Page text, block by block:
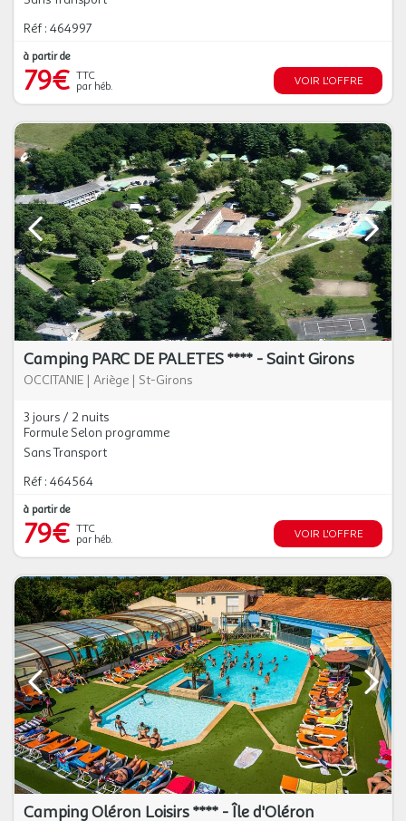
Réf : 464997
à partir de
79€ TTC
par héb.
VOIR L'OFFRE
Camping PARC DE PALETES **** - Saint Girons
OCCITANIE | Ariège | St-Girons
3 jours / 2 nuits
Formule Selon programme
Sans Transport
Réf : 464564
à partir de
79€ TTC
par héb.
VOIR L'OFFRE
Camping Oléron Loisirs **** - Île d'Oléron